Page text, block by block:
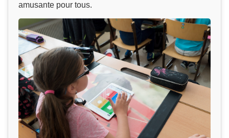
amusante pour tous.